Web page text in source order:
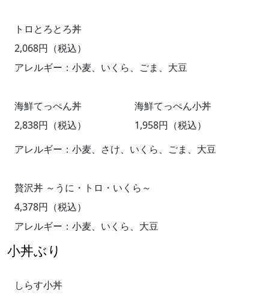
トロとろとろ丼
2,068円（税込）
アレルギー：小麦、いくら、ごま、大豆
海鮮てっぺん丼
2,838円（税込）
海鮮てっぺん小丼
1,958円（税込）
アレルギー：小麦、さけ、いくら、ごま、大豆
贅沢丼 ～うに・トロ・いくら～
4,378円（税込）
アレルギー：小麦、いくら、大豆
小丼ぶり
しらす小丼